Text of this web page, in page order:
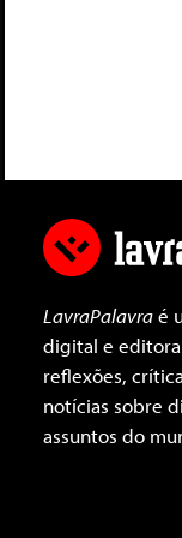
LavraPalavraé
digital e
reflexões,
notícias sobre
assuntos do